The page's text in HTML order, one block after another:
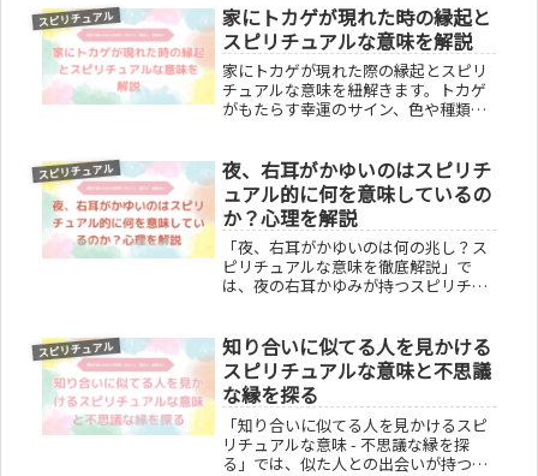
ン、食生活の影響、家系や遺伝の役割
についても詳しく解説。女の子を育て
る家庭の日常や心理的側面も掘り下
げ、読者が性別に関する疑問や悩みを
解消できる内容を提供します。
スピリチュアル
家にトカゲが現れた時の縁起と
スピリチュアルな意味を解説
家にトカゲが現れた際の縁起とスピリ
チュアルな意味を紐解きます。トカゲ
がもたらす幸運のサイン、色や種類に
たの悩みが解消され、トカゲとの共生
方法を理解できる内容です。
スピリチュアル
夜、右耳がかゆいのはスピリチ
ュアル的に何を意味しているの
か？心理を解説
「夜、右耳がかゆいのは何の兆し？ス
ピリチュアルな意味を徹底解説」で
は、夜の右耳かゆみが持つスピリチュ
ス、そして実践的な対処法まで、この
記事で右耳のかゆみの謎に迫ります。
夜の不思議な体験に隠された意味を探
求し、読者の疑問に答える内容を展開
します。
スピリチュアル
知り合いに似てる人を見かける
スピリチュアルな意味と不思議
な縁を探る
「知り合いに似てる人を見かけるスピ
リチュアルな意味 - 不思議な縁を探
る」では、似た人との出会いが持つ深